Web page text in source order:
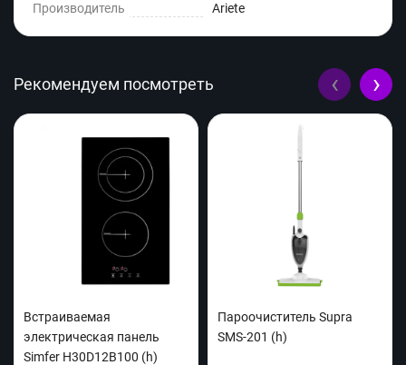
Производитель Ariete
Рекомендуем посмотреть
Встраиваемая
электрическая панель
Simfer H30D12B100 (h)
Пароочиститель Supra
SMS-201 (h)
‹ ›